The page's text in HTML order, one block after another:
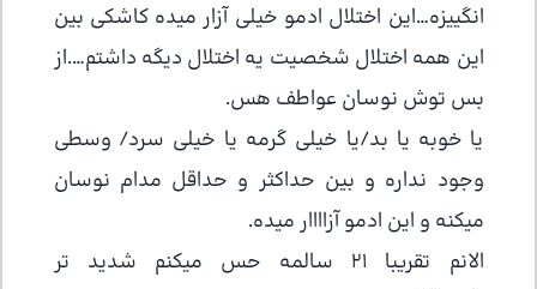
انگییزه…این اختلال ادمو خیلی آزار میده کاشکی بین
این همه اختلال شخصیت یه اختلال دیگه داشتم….از
بس توش نوسان عواطف هس.
یا خوبه یا بد/یا خیلی گرمه یا خیلی سرد/ وسطی
وجود نداره و بین حداکثر و حداقل مدام نوسان
میکنه و این ادمو آزاااار میده.
الانم تقریبا ۲۱ سالمه حس میکنم شدید تر